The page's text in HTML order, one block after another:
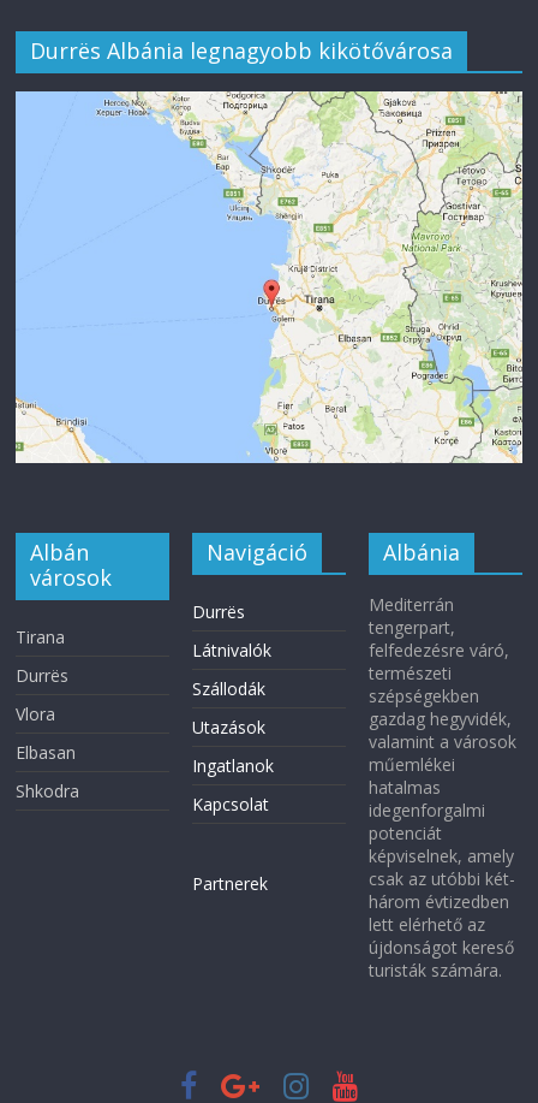
Durrës Albánia legnagyobb kikötővárosa
Albán
városok
Tirana
Durrës
Vlora
Elbasan
Shkodra
Navigáció
Durrës
Látnivalók
Szállodák
Utazások
Ingatlanok
Kapcsolat
Partnerek
Albánia
Mediterrán
tengerpart,
felfedezésre váró,
természeti
szépségekben
gazdag hegyvidék,
valamint a városok
műemlékei
hatalmas
idegenforgalmi
potenciát
képviselnek, amely
csak az utóbbi két-
három évtizedben
lett elérhető az
újdonságot kereső
turisták számára.